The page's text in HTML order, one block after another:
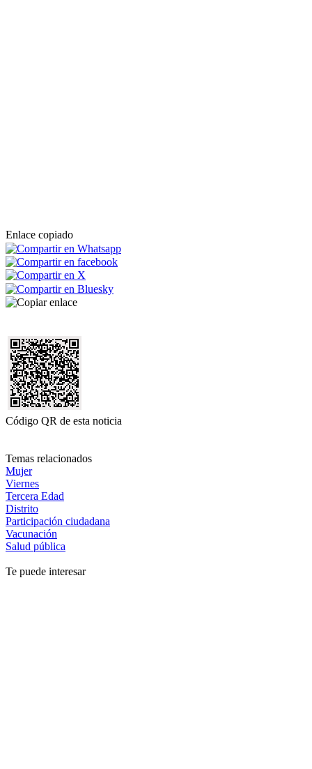
Enlace copiado
Código QR de esta noticia
Temas relacionados
Mujer
Viernes
Tercera Edad
Distrito
Participación ciudadana
Vacunación
Salud pública
Te puede interesar